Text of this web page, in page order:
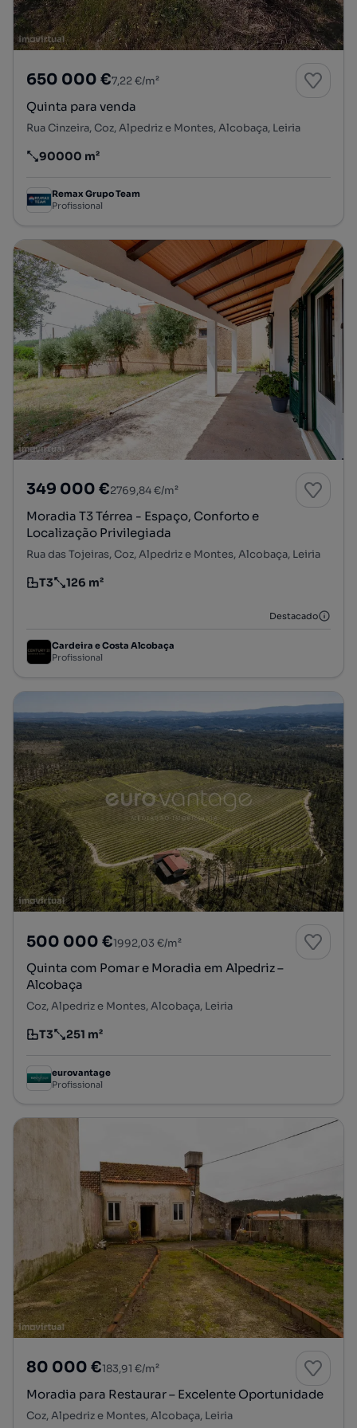
650 000 €7,22 €/m²
Quinta para venda
Rua Cinzeira, Coz, Alpedriz e Montes, Alcobaça, Leiria
Preço por metro quadrado
90000 m²
Remax Grupo Team
Profissional
349 000 €2769,84 €/m²
Moradia T3 Térrea - Espaço, Conforto e
Localização Privilegiada
Rua das Tojeiras, Coz, Alpedriz e Montes, Alcobaça, Leiria
Tipologia
T3
Preço por metro quadrado
126 m²
Destacado
Cardeira e Costa Alcobaça
Profissional
500 000 €1992,03 €/m²
Quinta com Pomar e Moradia em Alpedriz –
Alcobaça
Coz, Alpedriz e Montes, Alcobaça, Leiria
Tipologia
T3
Preço por metro quadrado
251 m²
eurovantage
Profissional
80 000 €183,91 €/m²
Moradia para Restaurar – Excelente Oportunidade
Coz, Alpedriz e Montes, Alcobaça, Leiria